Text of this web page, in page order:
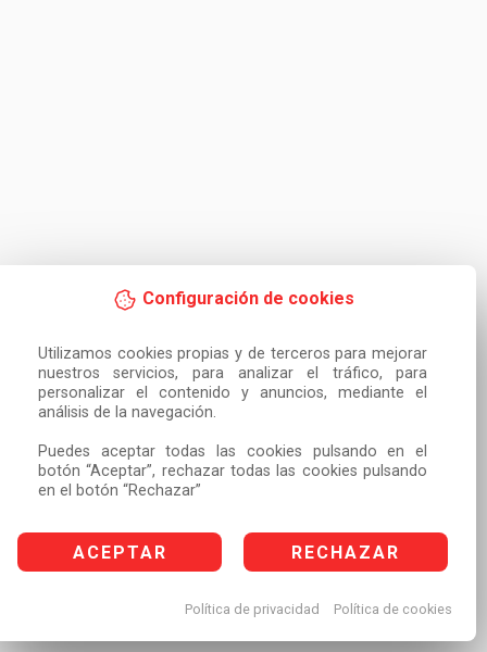
Configuración de cookies
Utilizamos cookies propias y de terceros para mejorar
nuestros servicios, para analizar el tráfico, para
personalizar el contenido y anuncios, mediante el
análisis de la navegación.
Puedes aceptar todas las cookies pulsando en el
botón “Aceptar”, rechazar todas las cookies pulsando
en el botón “Rechazar”
ACEPTAR RECHAZAR
Política de privacidad Política de cookies